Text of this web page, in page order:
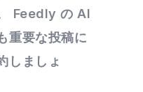
Feedly の AI
重要な投稿に
しましょ